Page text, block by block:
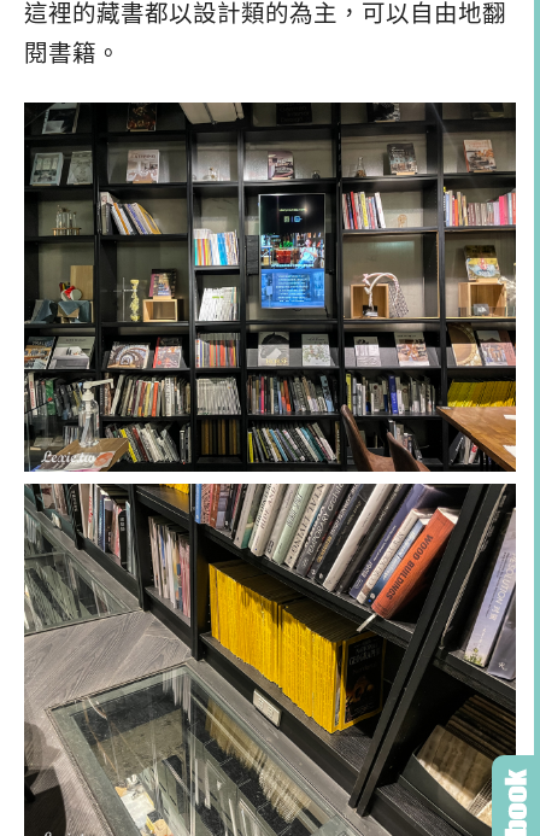
這裡的藏書都以設計類的為主，可以自由地翻
閱書籍。